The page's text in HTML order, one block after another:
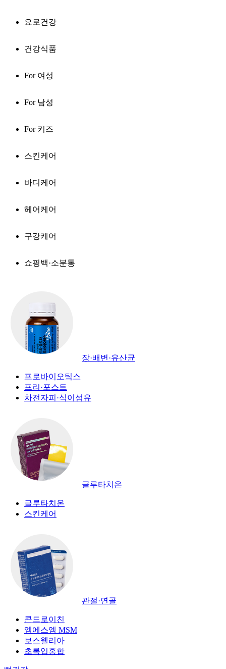
요로건강
건강식품
For 여성
For 남성
For 키즈
스킨케어
바디케어
헤어케어
구강케어
쇼핑백·소분통
장·배변·유산균
프로바이오틱스
프리·포스트
차전자피·식이섬유
글루타치온
글루타치온
스킨케어
관절·연골
콘드로이친
엠에스엠 MSM
보스웰리아
초록입홍합